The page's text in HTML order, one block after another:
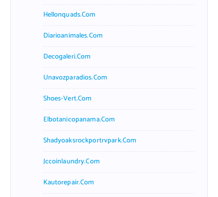
Hellonquads.com
Diarioanimales.com
Decogaleri.com
Unavozparadios.com
Shoes-Vert.com
Elbotanicopanama.com
Shadyoaksrockportrvpark.com
Jccoinlaundry.com
Kautorepair.com